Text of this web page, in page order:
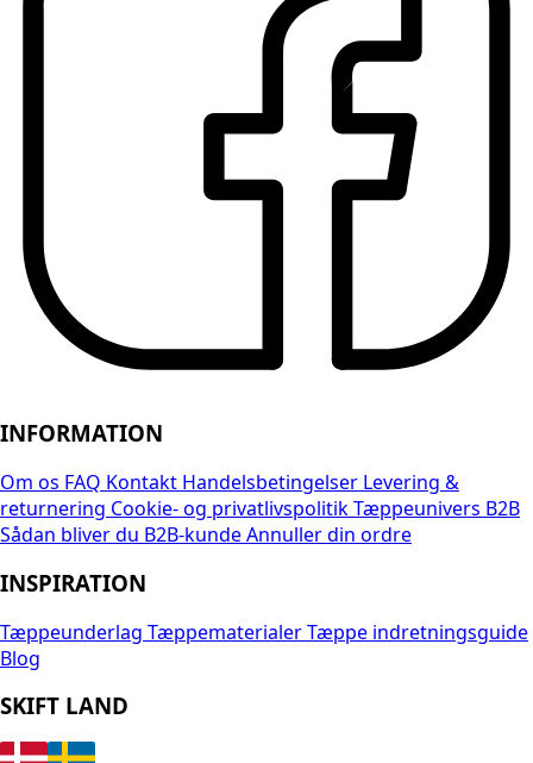
INFORMATION
Om os FAQ Kontakt Handelsbetingelser Levering &
returnering Cookie- og privatlivspolitikTæppeunivers B2B
Sådan bliver du B2B-kundeAnnuller din ordre
INSPIRATION
Tæppeunderlag TæppematerialerTæppe indretningsguide
Blog
SKIFT LAND